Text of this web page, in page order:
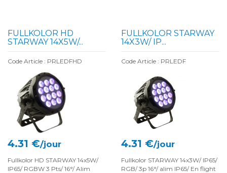
FULLKOLOR HD
STARWAY 14X5W/...
Code Article : PRLEDFHD
4.31 €/jour
Fullkolor HD STARWAY 14x5W/
IP65/ RGBW 3 Pts/ 16°/ Alim
FULLKOLOR STARWAY
14X3W/ IP...
Code Article : PRLEDF
4.31 €/jour
Fullkolor STARWAY 14x3W/ IP65/
RGB/ 3p 16°/ alim IP65/ En flight